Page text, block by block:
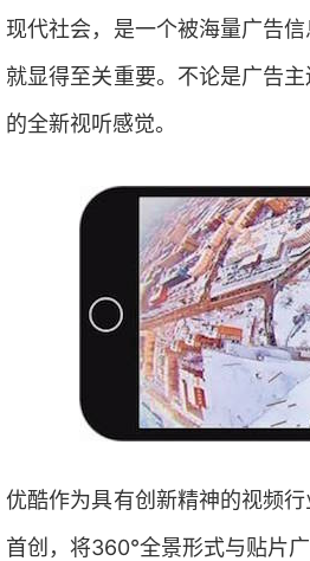
现代社会，是一个被海量广告
就显得至关重要。不论是广告
的全新视听感觉。
优酷作为具有创新精神的视频
首创，将360°全景形式与贴片